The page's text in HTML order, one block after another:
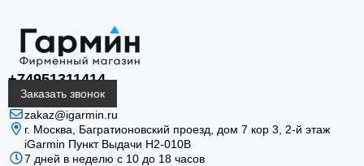
+74951311414
Заказать звонок
zakaz@igarmin.ru
г. Москва, Багратионовский проезд, дом 7 кор 3, 2-й этаж
iGarmin Пункт Выдачи Н2-010В
7 дней в неделю с 10 до 18 часов